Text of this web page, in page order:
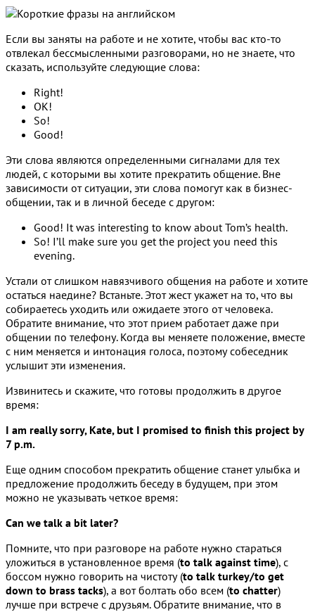
Если вы заняты на работе и не хотите, чтобы вас кто-то
отвлекал бессмысленными разговорами, но не знаете, что
сказать, используйте следующие слова:
Right!
OK!
So!
Good!
Эти слова являются определенными сигналами для тех
людей, с которыми вы хотите прекратить общение. Вне
зависимости от ситуации, эти слова помогут как в бизнес-
общении, так и в личной беседе с другом:
Good! It was interesting to know about Tom’s health.
So! I’ll make sure you get the project you need this
evening.
Устали от слишком навязчивого общения на работе и хотите
остаться наедине? Встаньте. Этот жест укажет на то, что вы
собираетесь уходить или ожидаете этого от человека.
Обратите внимание, что этот прием работает даже при
общении по телефону. Когда вы меняете положение, вместе
с ним меняется и интонация голоса, поэтому собеседник
услышит эти изменения.
Извинитесь и скажите, что готовы продолжить в другое
время:
I am really sorry, Kate, but I promised to finish this project by
7 p.m.
Еще одним способом прекратить общение станет улыбка и
предложение продолжить беседу в будущем, при этом
можно не указывать четкое время:
Can we talk a bit later?
Помните, что при разговоре на работе нужно стараться
уложиться в установленное время (to talk against time), с
боссом нужно говорить на чистоту (to talk turkey/to get
down to brass tacks), а вот болтать обо всем (to chatter)
лучше при встрече с друзьям. Обратите внимание, что в